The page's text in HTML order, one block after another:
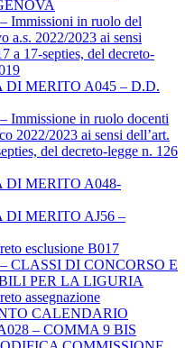
Immissioni in ruolo del
a.s. 2022/2023 ai sensi
a 17-septies, del decreto-
MERITO A045 – D.D.
in ruolo docenti
2022/2023 ai sensi dell’art.
del decreto-legge n. 126
DI MERITO A048-
MERITO AJ56 –
esclusione B017
CLASSI DI CONCORSO E
PER LA LIGURIA
assegnazione
CALENDARIO
– COMMA 9 BIS